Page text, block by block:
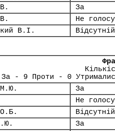
За
Не
В.І.
Відсутній
За - 9 Проти - 0
М.Ю.
За
Не
О.Б.
Відсутній
За